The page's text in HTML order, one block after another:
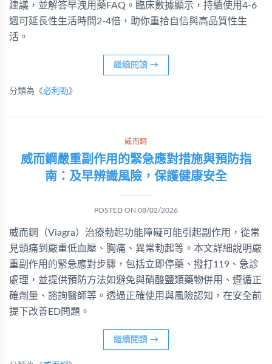
建議，並解答早洩用藥FAQ。臨床數據顯示，持續使用4-6
週可延長性生活時間2-4倍，助你重拾自信與高品質性生
活。
繼續閱讀 →
分類為《必利勁》
威而鋼
威而鋼嚴重副作用的緊急應對措施與預防指
南：及早辨識風險，保護健康安全
POSTED ON 08/02/2026
威而鋼（Viagra）治療勃起功能障礙可能引起副作用，從常
見頭痛到嚴重低血壓、胸痛、異常勃起等。本文詳細說明嚴
重副作用的緊急應對步驟，包括立即停藥、撥打119、急診
處理，並提供預防方法如避免與硝酸鹽類藥物併用、遵循正
確劑量、諮詢醫師等。透過正確使用與風險認知，在安全前
提下改善ED問題。
繼續閱讀 →